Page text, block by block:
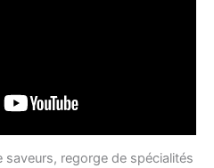
saveurs, regorge de spécialités